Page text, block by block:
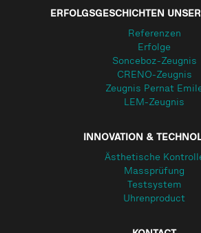
ERFOLGSGESCHICHTEN
Referenzen
Erfolge
Sonceboz-Zeugnis
CRENO-Zeugnis
Zeugnis Pernat
LEM-Zeugnis
INNOVATION &
Ästhetische
Massprüfung
Testsystem
Uhrenproduct